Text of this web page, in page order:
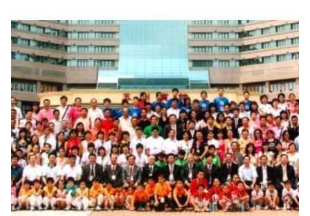
王妍玲、焦桂娟、倪曉晶，財政部科研所李冰、馬駿、李亞如、萬
壽瓊，山西省珠算協會副會長鄭天佑，長春市珠算協會秘書長苑吉
林，河南省珠算心算協會副秘書長梅書森，西..